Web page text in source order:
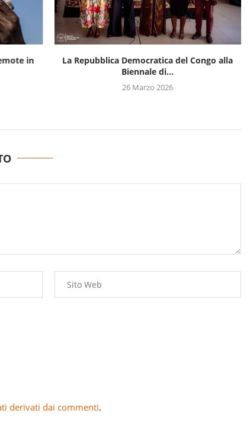
in
La Repubblica Democratica del Congo alla
Biennale di...
26 Marzo 2026
derivati dai commenti.